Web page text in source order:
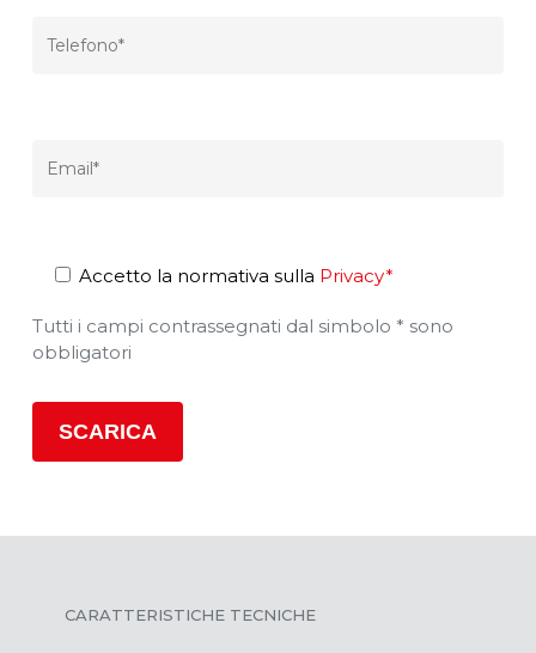
Accetto la normativa sulla Privacy*
Tutti i campi contrassegnati dal simbolo * sono
obbligatori
CARATTERISTICHE TECNICHE